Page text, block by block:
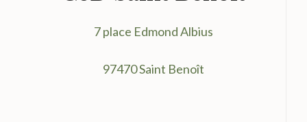
7 place Edmond Albius
97470 Saint Benoît